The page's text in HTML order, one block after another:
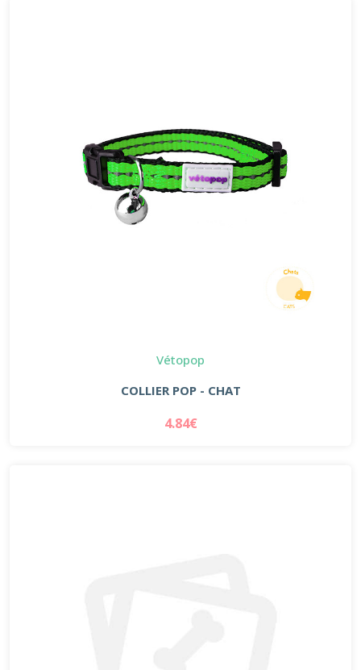
Vétopop
COLLIER POP - CHAT
4.84€